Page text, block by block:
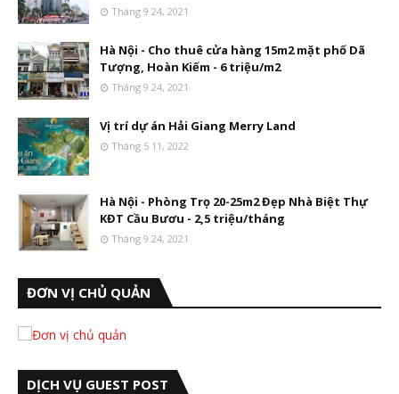
Tháng 9 24, 2021
Hà Nội - Cho thuê cửa hàng 15m2 mặt phố Dã
Tượng, Hoàn Kiếm - 6 triệu/m2
Tháng 9 24, 2021
Vị trí dự án Hải Giang Merry Land
Tháng 5 11, 2022
Hà Nội - Phòng Trọ 20-25m2 Đẹp Nhà Biệt Thự
KĐT Cầu Bươu - 2,5 triệu/tháng
Tháng 9 24, 2021
ĐƠN VỊ CHỦ QUẢN
DỊCH VỤ GUEST POST